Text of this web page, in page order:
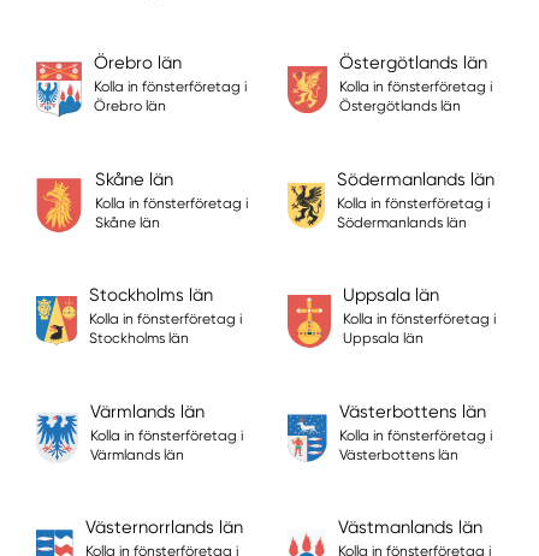
Örebro län
Kolla in fönsterföretag i
Örebro län
Östergötlands län
Kolla in fönsterföretag i
Östergötlands län
Skåne län
Kolla in fönsterföretag i
Skåne län
Södermanlands län
Kolla in fönsterföretag i
Södermanlands län
Stockholms län
Kolla in fönsterföretag i
Stockholms län
Uppsala län
Kolla in fönsterföretag i
Uppsala län
Värmlands län
Kolla in fönsterföretag i
Värmlands län
Västerbottens län
Kolla in fönsterföretag i
Västerbottens län
Västernorrlands län
Kolla in fönsterföretag i
Västmanlands län
Kolla in fönsterföretag i